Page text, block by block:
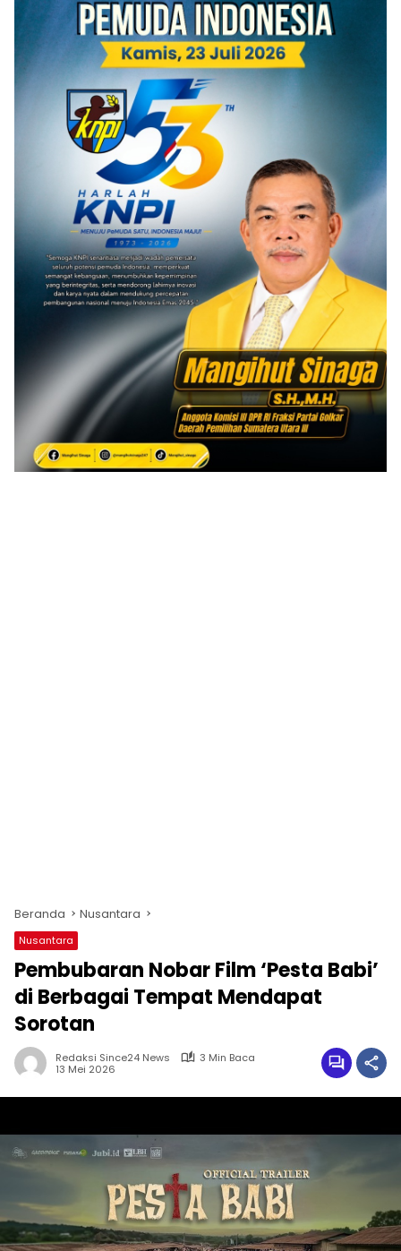
Beranda Nusantara
Nusantara
Pembubaran Nobar Film ‘Pesta Babi’
di Berbagai Tempat Mendapat
Sorotan
Redaksi Since24 News
3 Min Baca
13 Mei 2026